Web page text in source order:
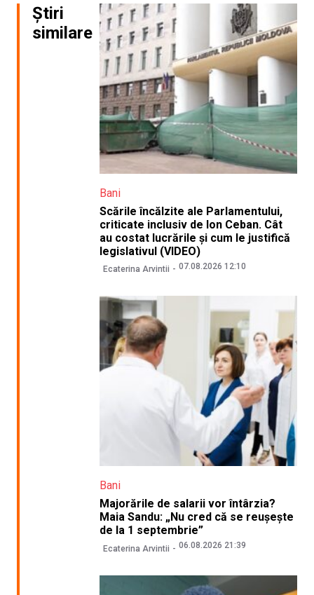
Știri
similare
Bani
Scările încălzite ale Parlamentului,
criticate inclusiv de Ion Ceban. Cât
au costat lucrările și cum le justifică
legislativul (VIDEO)
Ecaterina Arvintii 07.08.2026 12:10
Bani
Majorările de salarii vor întârzia?
Maia Sandu: „Nu cred că se reușește
de la 1 septembrie”
Ecaterina Arvintii 06.08.2026 21:39